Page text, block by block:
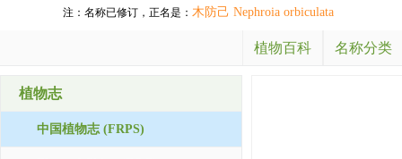
注：名称已修订，正名是： 木防己 Nephroia orbiculata
植物百科 名称分类
植物志
中国植物志 (FRPS)